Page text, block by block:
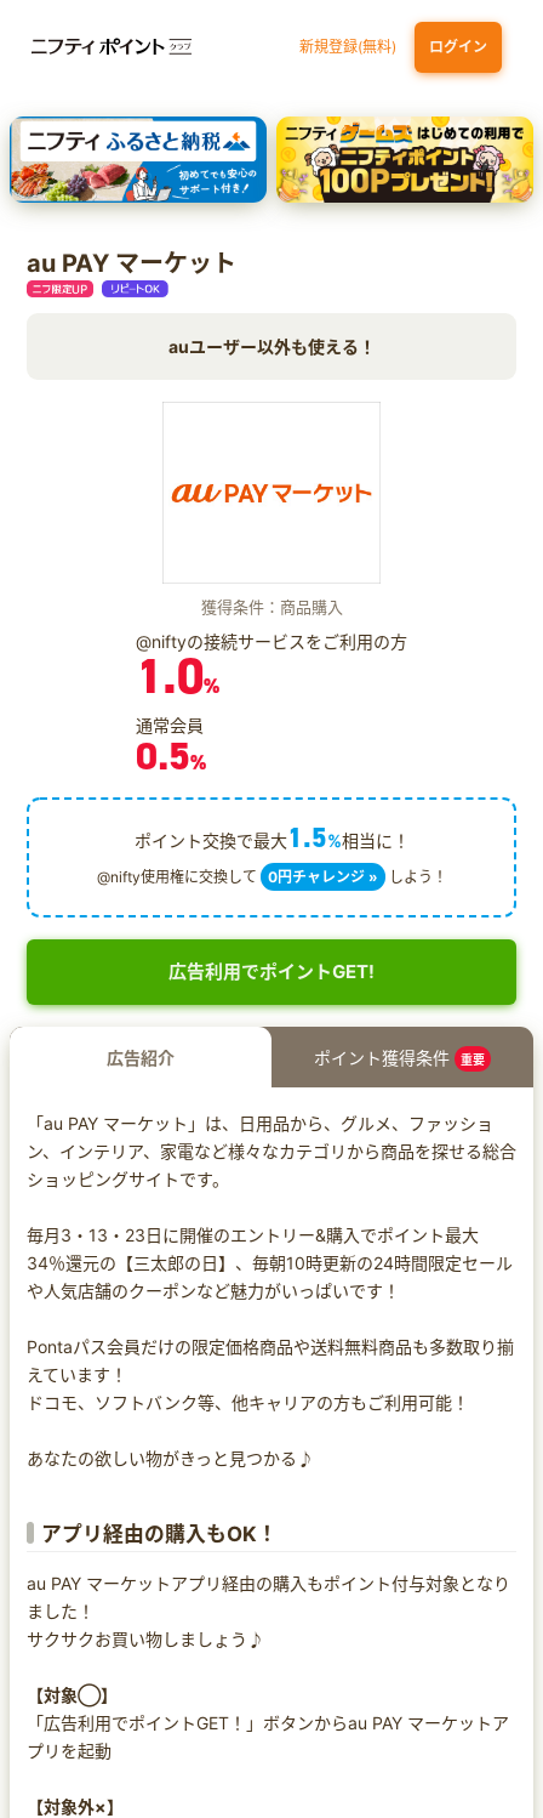
新規登録(無料) ログイン
dカード GOLD 三井住友カード ゴールド（NL）（家族カード発行）
【実質初月無料】DMM | Disney+(ディズニープラス) セットプラン
SBI証券 確定拠出年金（iDeCo）
au PAY マーケット
auユーザー以外も使える！
獲得条件：商品購入
@niftyの接続サービスをご利用の方
1.0%
通常会員
0.5%
ポイント交換で最大1.5%相当に！
@nifty使用権に交換して 0円チャレンジ » しよう！
広告利用でポイントGET!
広告紹介 ポイント獲得条件 重要
「au PAY マーケット」は、日用品から、グルメ、ファッショ
ン、インテリア、家電など様々なカテゴリから商品を探せる総合
ショッピングサイトです。
毎月3・13・23日に開催のエントリー&購入でポイント最大
34％還元の【三太郎の日】、毎朝10時更新の24時間限定セール
や人気店舗のクーポンなど魅力がいっぱいです！
Pontaパス会員だけの限定価格商品や送料無料商品も多数取り揃
えています！
ドコモ、ソフトバンク等、他キャリアの方もご利用可能！
あなたの欲しい物がきっと見つかる♪
アプリ経由の購入もOK！
au PAY マーケットアプリ経由の購入もポイント付与対象となり
ました！
サクサクお買い物しましょう♪
【対象◯】
「広告利用でポイントGET！」ボタンからau PAY マーケットア
プリを起動
【対象外×】